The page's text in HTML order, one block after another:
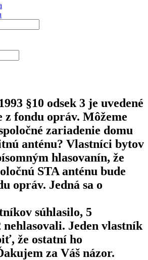
§10 odsek 3 je uvedené
z fondu opráv. Môžeme
zariadenie domu
anténu? Vlastníci bytov
hlasovanín, že
STA anténu bude
opráv. Jedná sa o
súhlasilo, 5
nehlasovali. Jeden vlastník
že ostatní ho
za Váš názor.